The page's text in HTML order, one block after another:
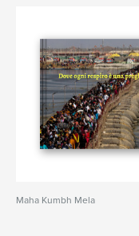
Maha Kumbh Mela